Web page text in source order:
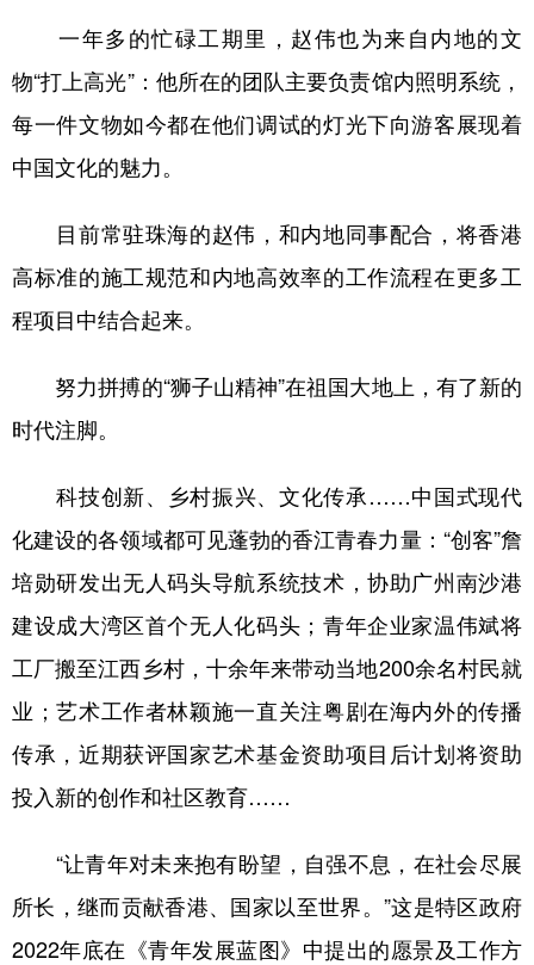
一年多的忙碌工期里，赵伟也为来自内地的文
物“打上高光”：他所在的团队主要负责馆内照明系统，
每一件文物如今都在他们调试的灯光下向游客展现着
中国文化的魅力。
目前常驻珠海的赵伟，和内地同事配合，将香港
高标准的施工规范和内地高效率的工作流程在更多工
程项目中结合起来。
努力拼搏的“狮子山精神”在祖国大地上，有了新的
时代注脚。
科技创新、乡村振兴、文化传承……中国式现代
化建设的各领域都可见蓬勃的香江青春力量：“创客”詹
培勋研发出无人码头导航系统技术，协助广州南沙港
建设成大湾区首个无人化码头；青年企业家温伟斌将
工厂搬至江西乡村，十余年来带动当地200余名村民就
业；艺术工作者林颖施一直关注粤剧在海内外的传播
传承，近期获评国家艺术基金资助项目后计划将资助
投入新的创作和社区教育……
“让青年对未来抱有盼望，自强不息，在社会尽展
所长，继而贡献香港、国家以至世界。”这是特区政府
2022年底在《青年发展蓝图》中提出的愿景及工作方